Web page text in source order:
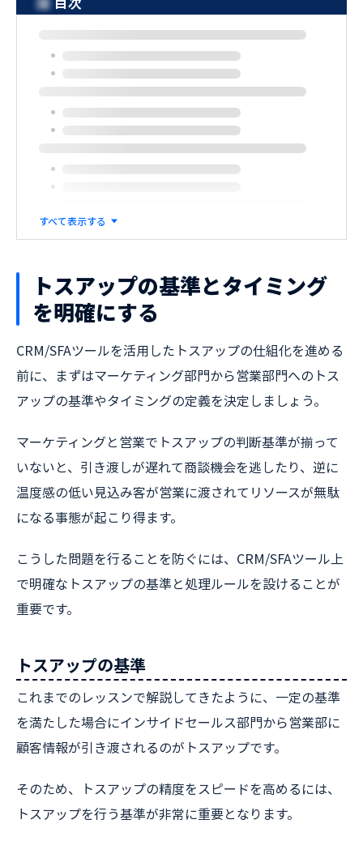
すべて表示する
トスアップの基準とタイミング
を明確にする
CRM/SFAツールを活用したトスアップの仕組化を進める
前に、まずはマーケティング部門から営業部門へのトス
アップの基準やタイミングの定義を決定しましょう。
マーケティングと営業でトスアップの判断基準が揃って
いないと、引き渡しが遅れて商談機会を逃したり、逆に
温度感の低い見込み客が営業に渡されてリソースが無駄
になる事態が起こり得ます。
こうした問題を行ることを防ぐには、CRM/SFAツール上
で明確なトスアップの基準と処理ルールを設けることが
重要です。
トスアップの基準
これまでのレッスンで解説してきたように、一定の基準
を満たした場合にインサイドセールス部門から営業部に
顧客情報が引き渡されるのがトスアップです。
そのため、トスアップの精度をスピードを高めるには、
トスアップを行う基準が非常に重要となります。